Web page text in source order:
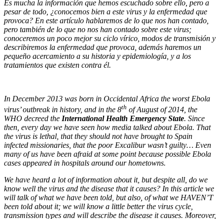
Es mucha la información que hemos escuchado sobre ello, pero a
pesar de todo, ¿conocemos bien a este virus y la enfermedad que
provoca? En este artículo hablaremos de lo que nos han contado,
pero también de lo que no nos han contado sobre este virus;
conoceremos un poco mejor su ciclo vírico, modos de transmisión y
describiremos la enfermedad que provoca, además haremos un
pequeño acercamiento a su historia y epidemiología, y a los
tratamientos que existen contra él.
In December 2013 was born in Occidental Africa the worst Ebola
virus’ outbreak in history, and in the 8th of August of 2014, the
WHO decreed the International Health Emergency State. Since
then, every day we have seen how media talked about Ebola. That
the virus is lethal, that they should not have brought to Spain
infected missionaries, that the poor Excalibur wasn’t guilty… Even
many of us have been afraid at some point because possible Ebola
cases appeared in hospitals around our hometowns.
We have heard a lot of information about it, but despite all, do we
know well the virus and the disease that it causes? In this article we
will talk of what we have been told, but also, of what we HAVEN’T
been told about it; we will know a little better the virus cycle,
transmission types and will describe the disease it causes. Moreover,